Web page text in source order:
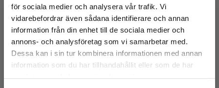
för sociala medier och analysera vår trafik. Vi
vidarebefordrar även sådana identifierare och annan
information från din enhet till de sociala medier och
annons- och analysföretag som vi samarbetar med.
Dessa kan i sin tur kombinera informationen med annan
information som du har tillhandahållit eller som de har
Begränsad fraktregion
Det verkar som att du besöker
studentlitteratur.se via en enhet utanför Sverige.
Sandy Åkerblom